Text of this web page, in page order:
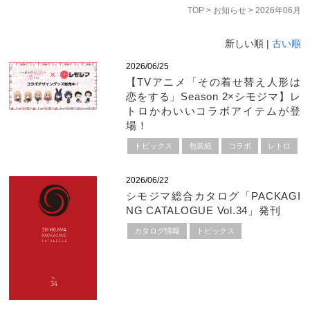
TOP> お知らせ> 2026年06月
新しい順 | 古い順
2026/06/25
【TVアニメ「その着せ替え人形は
恋をする」Season 2×シモジマ】レ
トロかわいいコラボアイテムが登
場！
トピックス 包装紙 コラボ レトロ
2026/06/22
シモジマ総合カタログ「PACKAGI
NG CATALOGUE Vol.34」発刊
カタログ情報 トピックス